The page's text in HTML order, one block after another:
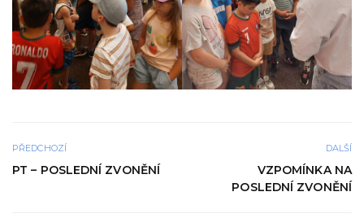
PŘEDCHOZÍ
PT – POSLEDNÍ ZVONĚNÍ
DALŠÍ
VZPOMÍNKA NA
POSLEDNÍ ZVONĚNÍ